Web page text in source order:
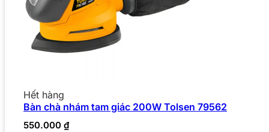
Hết hàng
Bàn chà nhám tam giác 200W Tolsen 79562
550.000 ₫